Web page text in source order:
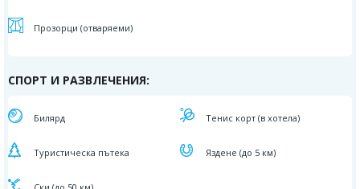
Прозорци (отваряеми)
СПОРТ И РАЗВЛЕЧЕНИЯ:
Билярд Тенис корт (в хотела)
Туристическа пътека Яздене (до 5 км)